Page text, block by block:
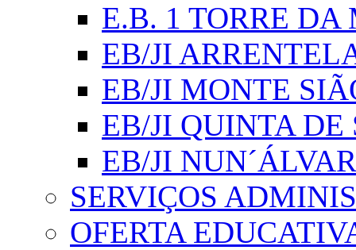
E.B. 1 TORRE
EB/JI
EB/JI MONTE
EB/JI QUINTA DE
EB/JI
SERVIÇOS
OFERTA